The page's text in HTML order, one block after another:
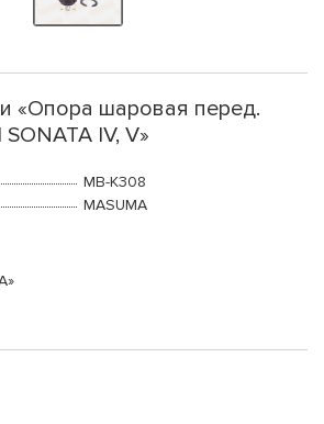
«Опора шаровая перед.
IV, V»
MB-K308
MASUMA